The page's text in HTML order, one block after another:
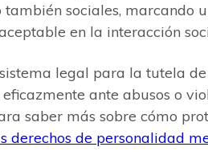
también sociales, marcando
en la interacción
legal para la tutela
ante abusos o
saber más sobre cómo
derechos de personalidad